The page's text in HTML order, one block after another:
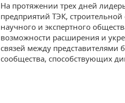
На протяжении трех дней
предприятий ТЭК,
научного и экспертного
возможности расширения и
связей между представителями
сообщества, способствующих